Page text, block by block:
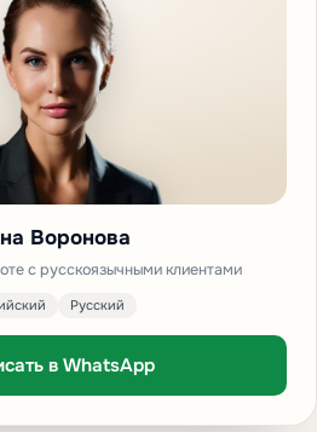
Воронова
с русскоязычными клиентами
Русский
в WhatsApp